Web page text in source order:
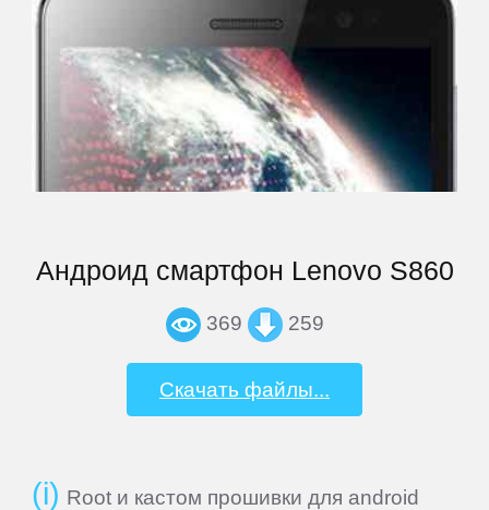
Андроид смартфон Lenovo S860
369 259
Скачать файлы...
Root и кастом прошивки для android
In